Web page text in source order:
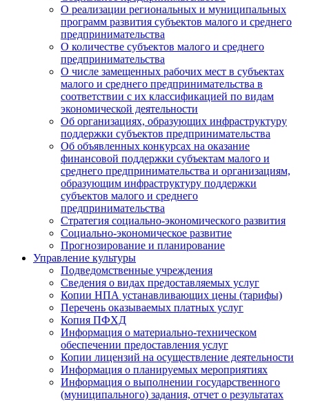
О реализации региональных и муниципальных
программ развития субъектов малого и среднего
предпринимательства
О количестве субъектов малого и среднего
предпринимательства
О числе замещенных рабочих мест в субъектах
малого и среднего предпринимательства в
соответствии с их классификацией по видам
экономической деятельности
Об организациях, образующих инфраструктуру
поддержки субъектов предпринимательства
Об объявленных конкурсах на оказание
финансовой поддержки субъектам малого и
среднего предпринимательства и организациям,
образующим инфраструктуру поддержки
субъектов малого и среднего
предпринимательства
Стратегия социально-экономического развития
Социально-экономическое развитие
Прогнозирование и планирование
Управление культуры
Подведомственные учреждения
Сведения о видах предоставляемых услуг
Копии НПА устанавливающих цены (тарифы)
Перечень оказываемых платных услуг
Копия ПФХД
Информация о материально-техническом
обеспечении предоставления услуг
Копии лицензий на осуществление деятельности
Информация о планируемых мероприятиях
Информация о выполнении государственного
(муниципального) задания, отчет о результатах